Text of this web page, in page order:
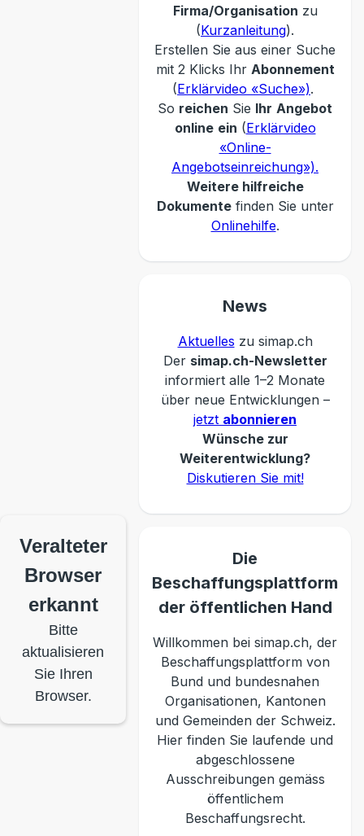
Veralteter
Browser
erkannt
Bitte
aktualisieren
Sie Ihren
Browser.
Firma/Organisation zu
(Kurzanleitung).
Erstellen Sie aus einer Suche
mit 2 Klicks Ihr Abonnement
(Erklärvideo «Suche»).
So reichen Sie Ihr Angebot
online ein (Erklärvideo
«Online-
Angebotseinreichung»).
Weitere hilfreiche
Dokumentefinden Sie unter
Onlinehilfe.
News
Aktuelles zu simap.ch
Der simap.ch-Newsletter
informiert alle 1–2 Monate
über neue Entwicklungen –
jetzt abonnieren
Wünsche zur
Weiterentwicklung?
Diskutieren Sie mit!
Die
Beschaffungsplattform
der öffentlichen Hand
Willkommen bei simap.ch, der
Beschaffungsplattform von
Bund und bundesnahen
Organisationen, Kantonen
und Gemeinden der Schweiz.
Hier finden Sie laufende und
abgeschlossene
Ausschreibungen gemäss
öffentlichem
Beschaffungsrecht.